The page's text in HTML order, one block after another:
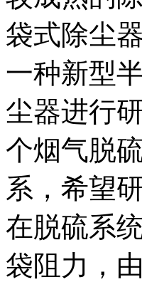
袋式除尘
一种新型
尘器进行
个烟气脱
系，希望
在脱硫系
袋阻力，